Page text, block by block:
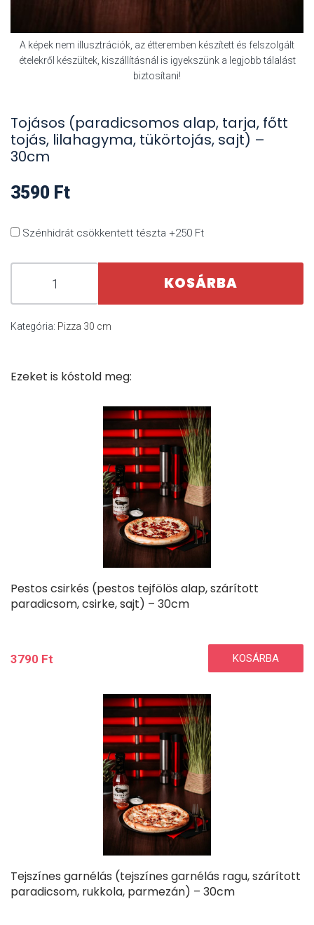
A képek nem illusztrációk, az étteremben készített és felszolgált
ételekről készültek, kiszállításnál is igyekszünk a legjobb tálalást
biztosítani!
Tojásos (paradicsomos alap, tarja, főtt
tojás, lilahagyma, tükörtojás, sajt) –
30cm
3590 Ft
Szénhidrát csökkentett tészta +250 Ft
KOSÁRBA
Kategória: Pizza 30 cm
Ezeket is kóstold meg:
Pestos csirkés (pestos tejfölös alap, szárított
paradicsom, csirke, sajt) – 30cm
3790 Ft KOSÁRBA
Tejszínes garnélás (tejszínes garnélás ragu, szárított
paradicsom, rukkola, parmezán) – 30cm